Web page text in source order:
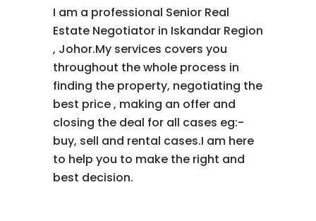
I am a professional Senior Real
Estate Negotiator in Iskandar Region
, Johor.My services covers you
throughout the whole process in
finding the property, negotiating the
best price , making an offer and
closing the deal for all cases eg:-
buy, sell and rental cases.I am here
to help you to make the right and
best decision.